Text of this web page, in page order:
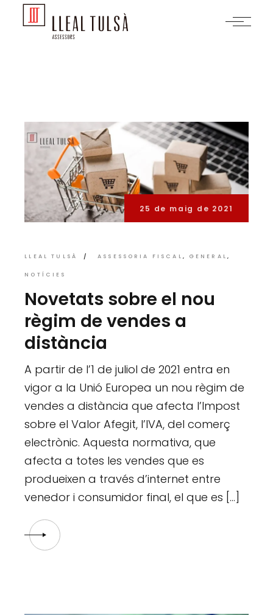
25 de maig de 2021
LLEAL TULSÀ ASSESSORIA FISCAL GENERAL
NOTÍCIES
Novetats sobre el nou
règim de vendes a
distància
A partir de l’1 de juliol de 2021 entra en
vigor a la Unió Europea un nou règim de
vendes a distància que afecta l’Impost
sobre el Valor Afegit, l’IVA, del comerç
electrònic. Aquesta normativa, que
afecta a totes les vendes que es
produeixen a través d’internet entre
venedor i consumidor final, el que es […]